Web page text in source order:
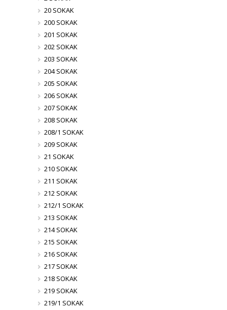
20 SOKAK
200 SOKAK
201 SOKAK
202 SOKAK
203 SOKAK
204 SOKAK
205 SOKAK
206 SOKAK
207 SOKAK
208 SOKAK
208/1 SOKAK
209 SOKAK
21 SOKAK
210 SOKAK
211 SOKAK
212 SOKAK
212/1 SOKAK
213 SOKAK
214 SOKAK
215 SOKAK
216 SOKAK
217 SOKAK
218 SOKAK
219 SOKAK
219/1 SOKAK